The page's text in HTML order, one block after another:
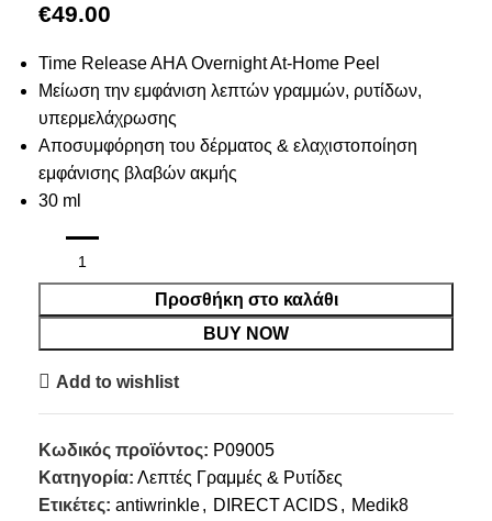
€49.00
Time Release AHA Overnight At-Home Peel
Μείωση την εμφάνιση λεπτών γραμμών, ρυτίδων,
υπερμελάχρωσης
Αποσυμφόρηση του δέρματος & ελαχιστοποίηση
εμφάνισης βλαβών ακμής
30 ml
Προσθήκη στο καλάθι
BUY NOW
Add to wishlist
Κωδικός προϊόντος: P09005
Κατηγορία: Λεπτές Γραμμές & Ρυτίδες
Ετικέτες: antiwrinkle, DIRECT ACIDS , Medik8